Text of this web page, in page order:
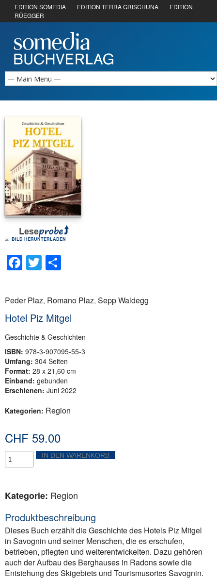
EDITION SOMEDIA EDITION TERRA GRISCHUNA
EDITION
RÜEGGER
BILD HERUNTERLADEN
Facebook
Twitter
Peder Plaz, Romano Plaz, Sepp Waldegg
Hotel Piz Mitgel
Geschichte & Geschichten
ISBN: 978-3-907095-55-3
Umfang: 304 Seiten
Format: 28 x 21,60 cm
Einband: gebunden
Erschienen: Juni 2022
Kategorien: Region
CHF 59.00
Hotel
Piz
Mitgel
IN DEN WARENKORB
Kategorie: Region
Produktbeschreibung
Dieses Buch erzählt die Geschichte des Hotels Piz Mitgel
in Savognin und seiner Menschen, die es erschufen,
betrieben, pflegten und weiterentwickelten. Dazu gehören
auch der Aufbau des Berghauses in Radons sowie die
Entstehung des Skigebiets und Tourismusortes Savognin.